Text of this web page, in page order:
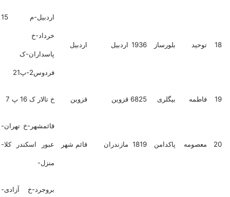
18 توحید بلورساز 1936 اردبیل اردبیل
اردبیل-م 15
خرداد-خ
پاسداران-ک
فردوس2-پ21
19 فاطمه بیگلری 6825 قزوین قزوین خ تالار ک 16 پ 7
20 معصومه پاکدامن 1819 مازندران قائم شهر
قائمشهر-خ تهران-
عبور اسکندر کلا-
منزل-
بروجرد-خ آزادی-